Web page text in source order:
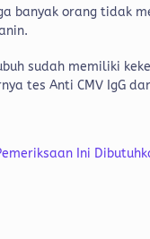
banyak orang tidak
sudah memiliki
tes Anti CMV IgG
Ini